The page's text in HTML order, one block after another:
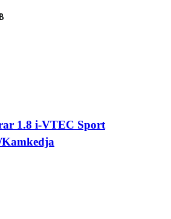
1.8 i-VTEC Sport